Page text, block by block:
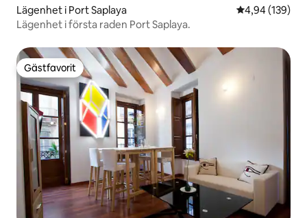
Lägenhet i Port Saplaya 4,94 av 5 i
4,94 (139)
Lägenhet i första raden Port Saplaya.
Gästfavorit
Gästfavorit